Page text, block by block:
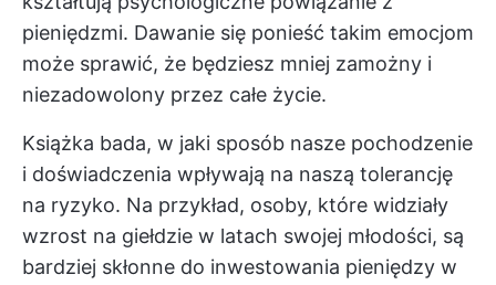
pieniędzmi. Dawanie się ponieść takim emocjom
może sprawić, że będziesz mniej zamożny i
niezadowolony przez całe życie.
Książka bada, w jaki sposób nasze pochodzenie
i doświadczenia wpływają na naszą tolerancję
na ryzyko. Na przykład, osoby, które widziały
wzrost na giełdzie w latach swojej młodości, są
bardziej skłonne do inwestowania pieniędzy w